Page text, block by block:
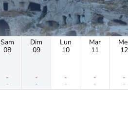
Sam
08
-
-
Dim
09
-
-
Lun
10
-
-
Mar
11
-
-
12
-
-